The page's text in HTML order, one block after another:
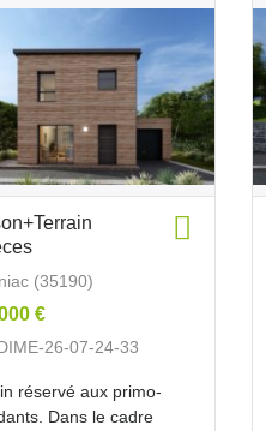
(35190)
€
26-07-24-33
réservé aux primo-
Dans le cadre